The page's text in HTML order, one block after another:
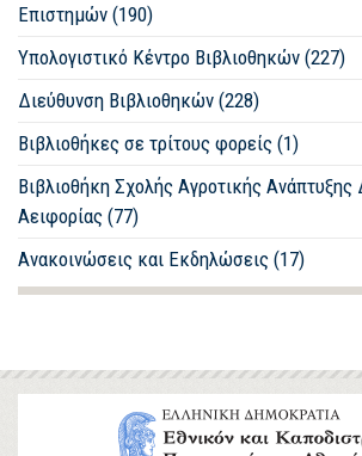
Επιστημών (190)
Υπολογιστικό Κέντρο Βιβλιοθηκών (227)
Διεύθυνση Βιβλιοθηκών (228)
Βιβλιοθήκες σε τρίτους φορείς (1)
Βιβλιοθήκη Σχολής Αγροτικής Ανάπτυξης
Αειφορίας (77)
Ανακοινώσεις και Εκδηλώσεις (17)